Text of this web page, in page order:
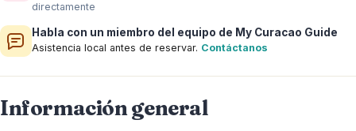
directamente
Habla con un miembro del equipo de My Curacao Guide
Asistencia local antes de reservar. Contáctanos
Información general